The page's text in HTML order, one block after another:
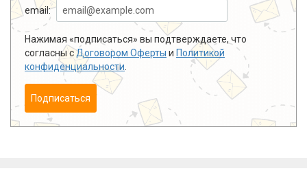
email:
Нажимая «подписаться» вы подтверждаете, что
согласны сДоговором Оферты и Политикой
конфиденциальности
Подписаться